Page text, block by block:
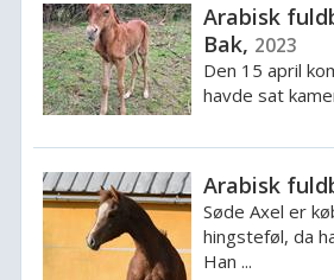
...
Arabisk
Bak, 2023
Den 15 april
havde sat
Arabisk
Søde Axel er
hingsteføl, da
Han ...